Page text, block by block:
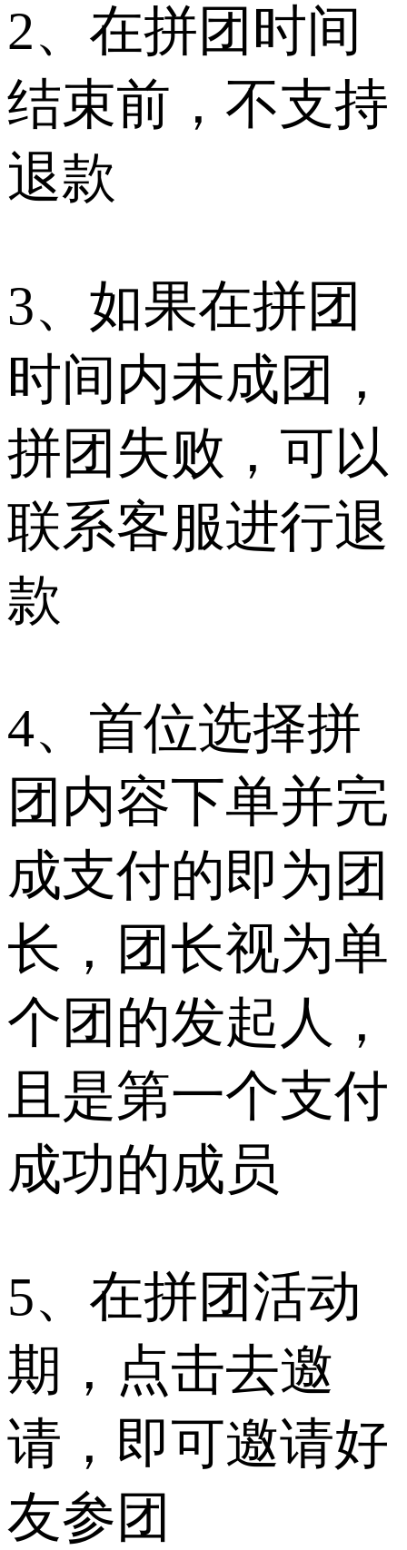
2、在拼团时间
结束前，不支持
退款
3、如果在拼团
时间内未成团，
拼团失败，可以
联系客服进行退
款
4、首位选择拼
团内容下单并完
成支付的即为团
长，团长视为单
个团的发起人，
且是第一个支付
成功的成员
5、在拼团活动
期，点击去邀
请，即可邀请好
友参团